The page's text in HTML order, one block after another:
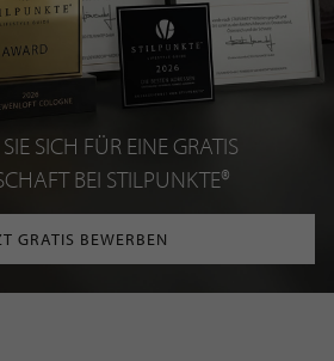
SICH FÜR EINE GRATIS
BEI STILPUNKTE®
GRATIS BEWERBEN